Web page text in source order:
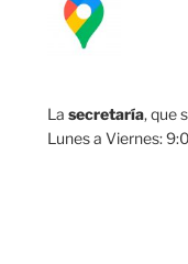
La secretaría, que
Lunes a Viernes: